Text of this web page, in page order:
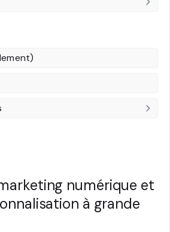
numérique et
à grande